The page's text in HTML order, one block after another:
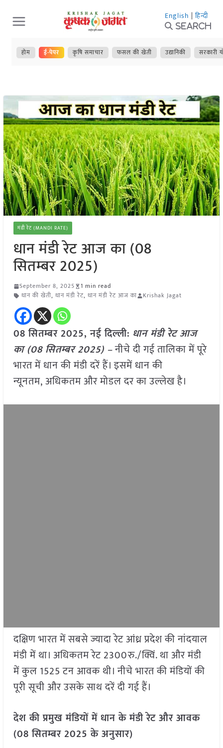
Skip
to
content
English | हिन्दी
Search
होम ई-पेपर कृषि समाचार फसल की खेती उद्यानिकी सरकारी
मंडी रेट (MANDI RATE)
धान मंडी रेट आज का (08
सितम्बर 2025)
September 8, 2025
1 min read
धान की खेती, धान मंडी रेट, धान मंडी रेट आज का Krishak Jagat
08 सितम्बर 2025, नई दिल्ली: धान मंडी रेट आज
का (08 सितम्बर2025) –नीचे दी गई तालिका में पूरे
भारत में धान की मंडी दरें हैं। इसमें धान की
न्यूनतम, अधिकतम और मोडल दर का उल्लेख है।
​​दक्षिण भारत में सबसे ज्यादा रेट आंध्र प्रदेश की नांदयाल
मंडी में था। अधिकतम रेट 2300रु./क्विं. था और मंडी
में कुल 1525 टन आवक थी। नीचे भारत की मंडियों की
पूरी सूची और उसके साथ दरें दी गई हैं।
देश की प्रमुख मंडियों में धान के मंडी रेट और आवक
(08 सितम्बर 2025 के अनुसार)